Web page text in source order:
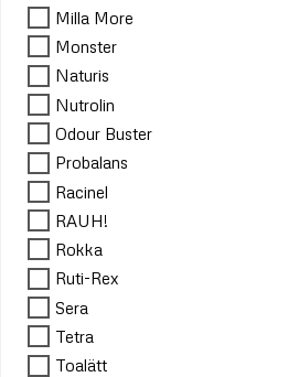
Milla More
Monster
Naturis
Nutrolin
Odour Buster
Probalans
Racinel
RAUH!
Rokka
Ruti-Rex
Sera
Tetra
Toalätt